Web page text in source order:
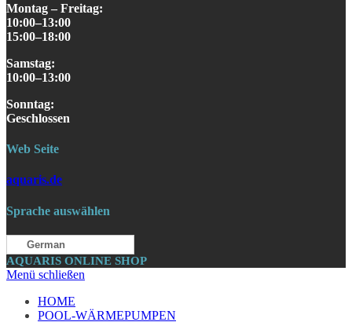
Montag – Freitag:
10:00–13:00
15:00–18:00
Samstag:
10:00–13:00
Sonntag:
Geschlossen
Web Seite
aquaris.de
Sprache auswählen
German
AQUARIS ONLINE SHOP
Menü schließen
HOME
POOL-WÄRMEPUMPEN